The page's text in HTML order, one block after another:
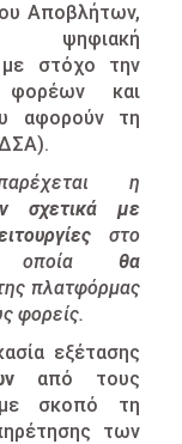
Αποβλήτων,
με στόχο την
φορέων και
αφορούν τη
η
σχετικά με
στο
θα
πλατφόρμας
φορείς.
εξέτασης
από τους
με σκοπό τη
των